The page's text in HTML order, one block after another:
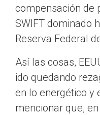
compensación de
SWIFT dominado
Reserva Federal
Así las cosas,
ido quedando
en lo energético y
mencionar que,